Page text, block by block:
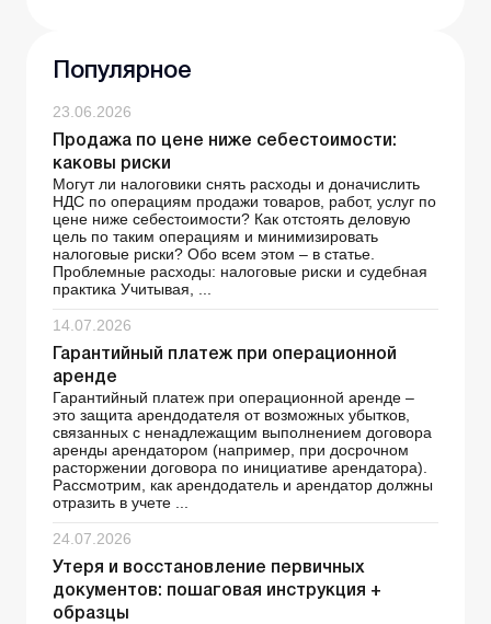
Популярное
23.06.2026
Продажа по цене ниже себестоимости:
каковы риски
Могут ли налоговики снять расходы и доначислить
НДС по операциям продажи товаров, работ, услуг по
цене ниже себестоимости? Как отстоять деловую
цель по таким операциям и минимизировать
налоговые риски? Обо всем этом – в статье.
Проблемные расходы: налоговые риски и судебная
практика Учитывая, ...
14.07.2026
Гарантийный платеж при операционной
аренде
Гарантийный платеж при операционной аренде –
это защита арендодателя от возможных убытков,
связанных с ненадлежащим выполнением договора
аренды арендатором (например, при досрочном
расторжении договора по инициативе арендатора).
Рассмотрим, как арендодатель и арендатор должны
отразить в учете ...
24.07.2026
Утеря и восстановление первичных
документов: пошаговая инструкция +
образцы